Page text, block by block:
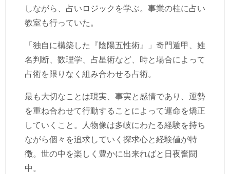
しながら、占いロジックを学ぶ。事業の柱に占い
教室も行っていた。
「独自に構築した『陰陽五性術』」奇門遁甲、姓
名判断、数理学、占星術など、時と場合によって
占術を限りなく組み合わせる占術。
最も大切なことは現実、事実と感情であり、運勢
を重ね合わせて行動することによって運命を矯正
していくこと。人物像は多岐にわたる経験を持ち
ながら個々を追求していく探求心と経験値が特
徴。世の中を楽しく豊かに出来ればと日夜奮闘
中。